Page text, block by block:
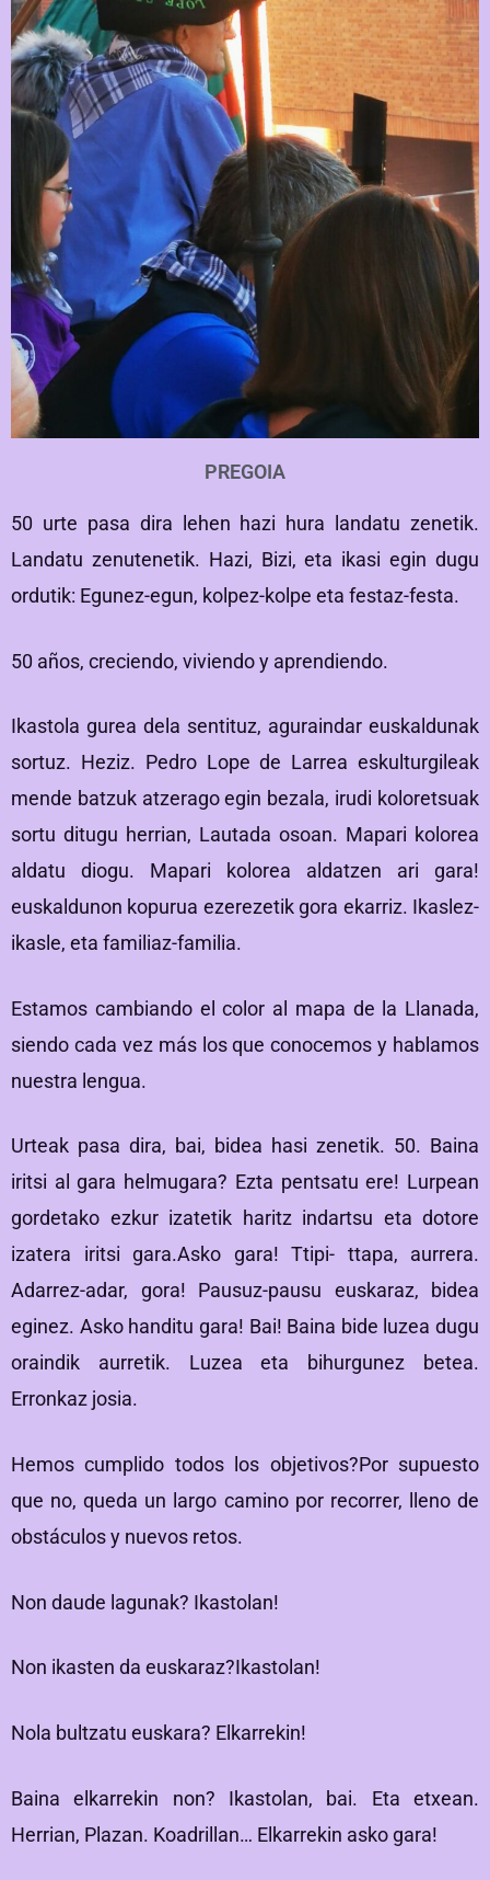
PREGOIA
50 urte pasa dira lehen hazi hura landatu zenetik.
Landatu zenutenetik. Hazi, Bizi, eta ikasi egin dugu
ordutik: Egunez-egun, kolpez-kolpe eta festaz-festa.
50 años, creciendo, viviendo y aprendiendo.
Ikastola gurea dela sentituz, aguraindar euskaldunak
sortuz. Heziz. Pedro Lope de Larrea eskulturgileak
mende batzuk atzerago egin bezala, irudi koloretsuak
sortu ditugu herrian, Lautada osoan. Mapari kolorea
aldatu diogu. Mapari kolorea aldatzen ari gara!
euskaldunon kopurua ezerezetik gora ekarriz. Ikaslez-
ikasle, eta familiaz-familia.
Estamos cambiando el color al mapa de la Llanada,
siendo cada vez más los que conocemos y hablamos
nuestra lengua.
Urteak pasa dira, bai, bidea hasi zenetik. 50. Baina
iritsi al gara helmugara? Ezta pentsatu ere! Lurpean
gordetako ezkur izatetik haritz indartsu eta dotore
izatera iritsi gara.Asko gara! Ttipi- ttapa, aurrera.
Adarrez-adar, gora! Pausuz-pausu euskaraz, bidea
eginez. Asko handitu gara! Bai! Baina bide luzea dugu
oraindik aurretik. Luzea eta bihurgunez betea.
Erronkaz josia.
Hemos cumplido todos los objetivos?Por supuesto
que no, queda un largo camino por recorrer, lleno de
obstáculos y nuevos retos.
Non daude lagunak? Ikastolan!
Non ikasten da euskaraz?Ikastolan!
Nola bultzatu euskara? Elkarrekin!
Baina elkarrekin non? Ikastolan, bai. Eta etxean.
Herrian, Plazan. Koadrillan… Elkarrekin asko gara!